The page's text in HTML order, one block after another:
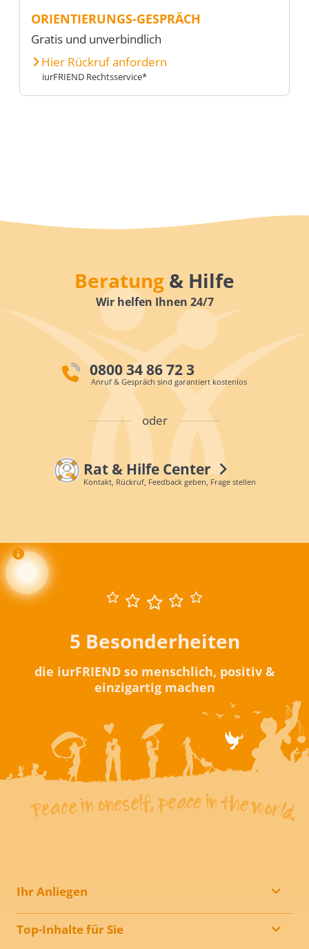
ORIENTIERUNGS-GESPRÄCH
Gratis und unverbindlich
Hier Rückruf anfordern
iurFRIEND Rechtsservice*
Beratung & Hilfe
Wir helfen Ihnen 24/7
0800 34 86 72 3
Anruf & Gespräch sind garantiert kostenlos
oder
Rat & Hilfe Center
Kontakt, Rückruf, Feedback geben, Frage stellen
5 Besonderheiten
die iurFRIEND so menschlich, positiv &
einzigartig machen
Ihr Anliegen
Top-Inhalte für Sie